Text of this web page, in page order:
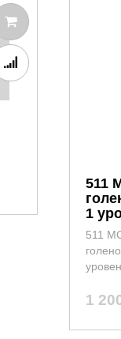
511
1
511
1